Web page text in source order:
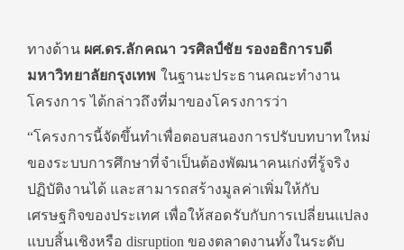
ทางด้าน ผศ.ดร.ลักคณา วรศิลป์ชัย รองอธิการบดี
มหาวิทยาลัยกรุงเทพ ในฐานะประธานคณะทำงาน
โครงการ ได้กล่าวถึงที่มาของโครงการว่า
“โครงการนี้จัดขึ้นทำเพื่อตอบสนองการปรับบทบาทใหม่
ของระบบการศึกษาที่จำเป็นต้องพัฒนาคนเก่งที่รู้จริง
ปฏิบัติงานได้ และสามารถสร้างมูลค่าเพิ่มให้กับ
เศรษฐกิจของประเทศ เพื่อให้สอดรับกับการเปลี่ยนแปลง
แบบสิ้นเชิงหรือ disruption ของตลาดงานทั้งในระดับ